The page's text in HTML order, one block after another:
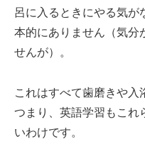
呂に入るときにやる気が
本的にありません（気分
せんが）。
これはすべて歯磨きや入
つまり、英語学習もこれ
いわけです。